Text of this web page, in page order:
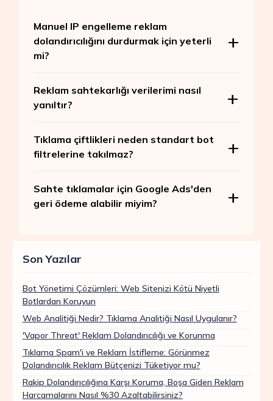
Manuel IP engelleme reklam
dolandırıcılığını durdurmak için yeterli
mi?
Reklam sahtekarlığı verilerimi nasıl
yanıltır?
Tıklama çiftlikleri neden standart bot
filtrelerine takılmaz?
Sahte tıklamalar için Google Ads'den
geri ödeme alabilir miyim?
Son Yazılar
Bot Yönetimi Çözümleri: Web Sitenizi Kötü Niyetli
Botlardan Koruyun
Web Analitiği Nedir? Tıklama Analitiği Nasıl Uygulanır?
'Vapor Threat' Reklam Dolandırıcılığı ve Korunma
Tıklama Spam'i ve Reklam İstifleme: Görünmez
Dolandırıcılık Reklam Bütçenizi Tüketiyor mu?
Rakip Dolandırıcılığına Karşı Koruma, Boşa Giden Reklam
Harcamalarını Nasıl %30 Azaltabilirsiniz?